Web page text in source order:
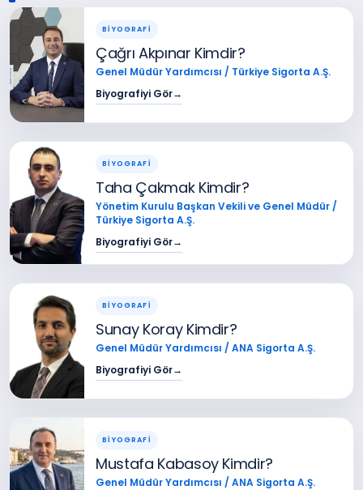
BİYOGRAFİ
Çağrı Akpınar Kimdir?
Genel Müdür Yardımcısı / Türkiye Sigorta A.Ş.
Biyografiyi Gör→
BİYOGRAFİ
Taha Çakmak Kimdir?
Yönetim Kurulu Başkan Vekili ve Genel Müdür /
Türkiye Sigorta A.Ş.
Biyografiyi Gör→
BİYOGRAFİ
Sunay Koray Kimdir?
Genel Müdür Yardımcısı / ANA Sigorta A.Ş.
Biyografiyi Gör→
BİYOGRAFİ
Mustafa Kabasoy Kimdir?
Genel Müdür Yardımcısı / ANA Sigorta A.Ş.